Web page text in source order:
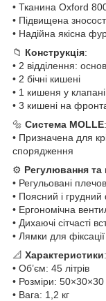
• Тканина Oxford
• Підвищена
• Надійна якісна
📁 Конструкція:
• 2 відділення:
• 2 бічні кишені
• 1 кишеня у клапані
• 3 кишені на
🔩 Система MOLLE:
• Призначена для
спорядження
⚙ Регулювання
• Регульовані
• Поясний і грудний
• Ергономічна
• Дихаючі сітчасті
• Лямки для
📐 Характеристики:
• Об’єм: 45 літрів
• Розміри:
• Вага: 1,2 кг